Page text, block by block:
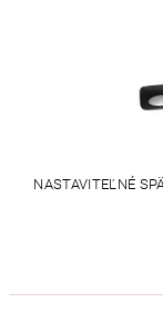
NASTAVITEĽNÉ